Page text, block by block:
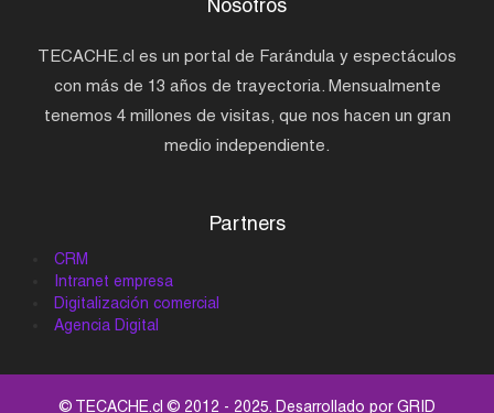
TECACHE.cl es un portal de Farándula y espectáculos
con más de 13 años de trayectoria. Mensualmente
tenemos 4 millones de visitas, que nos hacen un gran
medio independiente.
Partners
CRM
Intranet empresa
Digitalización comercial
Agencia Digital
© TECACHE.cl © 2012 - 2025. Desarrollado porGRID